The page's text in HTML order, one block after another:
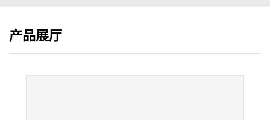
份:C/Si/Mn/P/S/Cr/Ni/Mo/V/Cu/N/Sn/As/Co/W/Nb)
产品展厅